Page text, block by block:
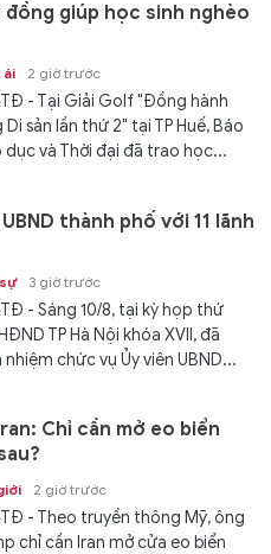
giúp học sinh nghèo
ái 2 giờ trước
- Tại Giải Golf "Đồng hành
Di sản lần thứ 2" tại TP Huế, Báo
dục và Thời đại đã trao học...
thành phố với 11 lãnh
3 giờ trước
- Sáng 10/8, tại kỳ họp thứ
TP Hà Nội khóa XVII, đã
nhiệm chức vụ Ủy viên UBND...
Chỉ cần mở eo biển
2 giờ trước
- Theo truyền thông Mỹ, ông
chỉ cần Iran mở cửa eo biển